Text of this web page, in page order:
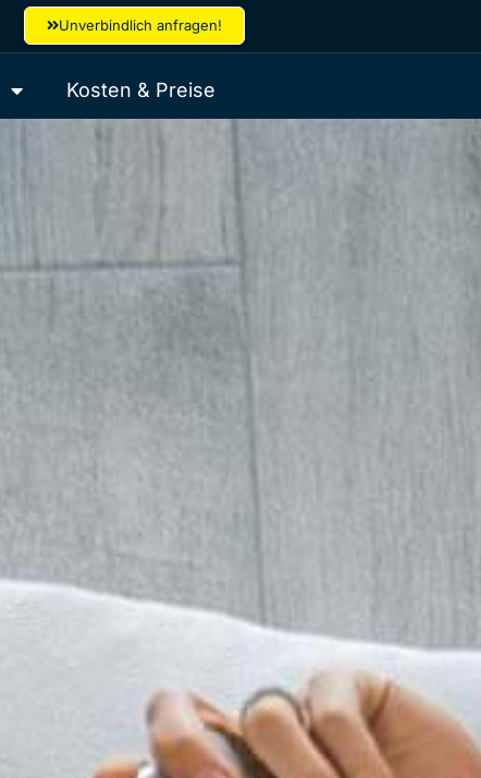
Unverbindlich anfragen!
Kosten & Preise